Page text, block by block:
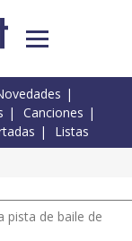
Canciones
Listas
pista de baile de